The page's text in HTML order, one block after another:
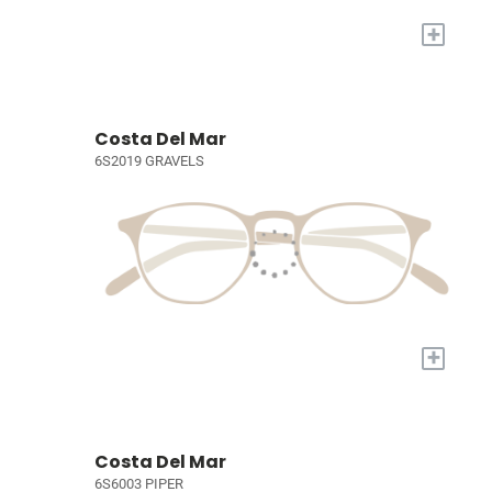
+
Costa Del Mar
6S2019 GRAVELS
+
Costa Del Mar
6S6003 PIPER